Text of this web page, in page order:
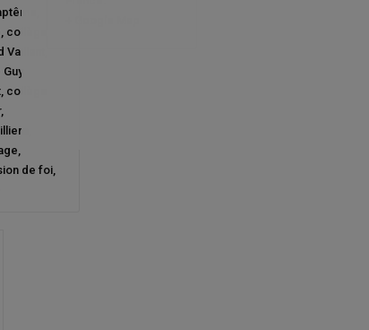
collège
Vaillant
collège
,
de foi